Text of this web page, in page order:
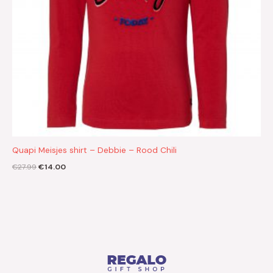
Quapi Meisjes shirt – Debbie – Rood Chili
€27.99€14.00